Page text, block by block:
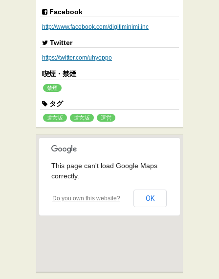
Facebook
http://www.facebook.com/digitiminimi.inc
Twitter
https://twitter.com/uhyoppo
喫煙・禁煙
禁煙
タグ
道玄坂 道玄坂 運営
This page can't load Google Maps
correctly.
Do you own this website? OK